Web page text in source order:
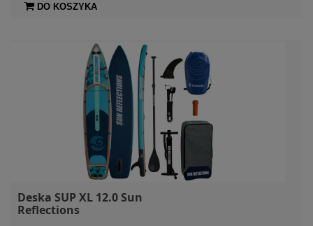
DO KOSZYKA
Deska SUP XL 12.0 Sun
Reflections